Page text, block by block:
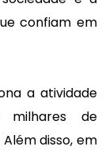
confiam em
a atividade
milhares de
disso, em